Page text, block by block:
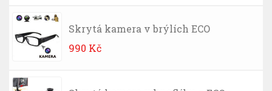
Skrytá kamera v brýlích ECO
990 Kč